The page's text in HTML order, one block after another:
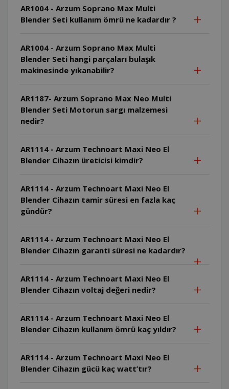
AR1004 - Arzum Soprano Max Multi
Blender Seti kullanım ömrü ne kadardır ?
AR1004 - Arzum Soprano Max Multi
Blender Seti hangi parçaları bulaşık
makinesinde yıkanabilir?
AR1187- Arzum Soprano Max Neo Multi
Blender Seti Motorun sargı malzemesi
nedir?
AR1114 - Arzum Technoart Maxi Neo El
Blender Cihazın üreticisi kimdir?
AR1114 - Arzum Technoart Maxi Neo El
Blender Cihazın tamir süresi en fazla kaç
gündür?
AR1114 - Arzum Technoart Maxi Neo El
Blender Cihazın garanti süresi ne kadardır?
AR1114 - Arzum Technoart Maxi Neo El
Blender Cihazın voltaj değeri nedir?
AR1114 - Arzum Technoart Maxi Neo El
Blender Cihazın kullanım ömrü kaç yıldır?
AR1114 - Arzum Technoart Maxi Neo El
Blender Cihazın gücü kaç watt’tır?